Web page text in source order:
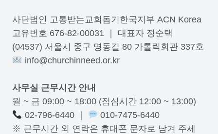
사단법인 고통받는교회돕기한국지부 ACN Korea
고유번호 676-82-00031 ｜ 대표자 정순택
(04537) 서울시 중구 명동길 80 가톨릭회관 337호
info@churchinneed.or.kr
사무실 근무시간 안내
월 ~ 금 09:00 ~ 18:00 (점심시간 12:00 ~ 13:00)
02-796-6440 ｜
010-7475-6440
※ 근무시간 외 연락은 휴대폰 문자로 남겨 주세